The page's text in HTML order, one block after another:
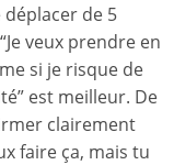
déplacer de 5
veux prendre en
si je risque de
est meilleur. De
clairement
faire ça, mais tu